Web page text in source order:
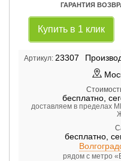
ГАРАНТИЯ
Купить в 1 клик
Артикул: 23307
бесплатно
доставляем в пределах
бесплатно
рядом с метро